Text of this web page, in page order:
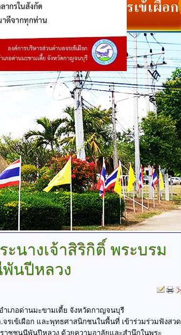
นางเจ้าสิริกิติ์ พระบรม
นปีหลวง
ำเภอด่านมะขามเตี้ย จังหวัดกาญจนบุรี
รเข้เผือก และพุทธศาสนิกชนในพื้นที่ เข้าร่วมร่วมฟังสวด
าชชนนีพันปีหลวง ด้วยความอาลัยและสำนึกในพระ